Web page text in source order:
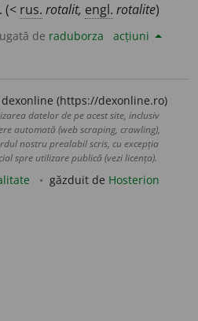
(< rus. rotalit, engl. rotalite)
de raduborza acțiuni
(https://dexonline.ro)
datelor de pe acest site, inclusiv
automată (web scraping, crawling),
nostru prealabil scris, cu excepția
spre utilizare publică (vezi licența).
găzduit de Hosterion